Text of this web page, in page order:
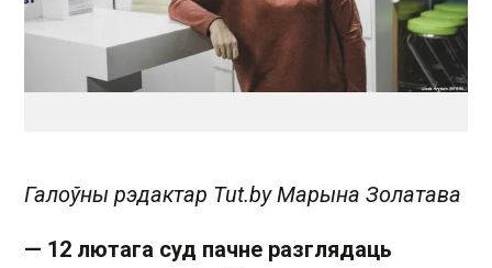
Галоўны рэдактар Tut.by Марына Золатава
— 12 лютага суд пачне разглядаць